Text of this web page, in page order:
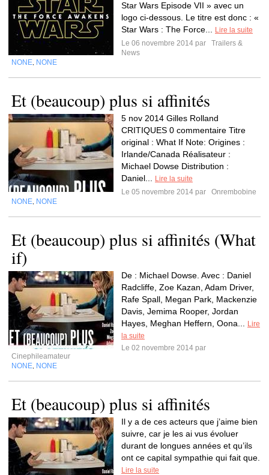
Star Wars Episode VII » avec un
logo ci-dessous. Le titre est donc : «
Star Wars : The Force...
Lire la suite
Le 06 novembre 2014 par
Trailers &
News
NONE NONE
Et (beaucoup) plus si affinités
5 nov 2014 Gilles Rolland
CRITIQUES 0 commentaire Titre
original : What If Note: Origines :
Irlande/Canada Réalisateur :
Michael Dowse Distribution :
Daniel...
Lire la suite
Le 05 novembre 2014 par
Onrembobine
NONE NONE
Et (beaucoup) plus si affinités (What
if)
De : Michael Dowse. Avec : Daniel
Radcliffe, Zoe Kazan, Adam Driver,
Rafe Spall, Megan Park, Mackenzie
Davis, Jemima Rooper, Jordan
Hayes, Meghan Heffern, Oona...
Lire
la suite
Le 02 novembre 2014 par
Cinephileamateur
NONE NONE
Et (beaucoup) plus si affinités
Il y a de ces acteurs que j’aime bien
suivre, car je les ai vus évoluer
durant de longues années et qu’ils
ont ce capital sympathie qui fait que.
Lire la suite